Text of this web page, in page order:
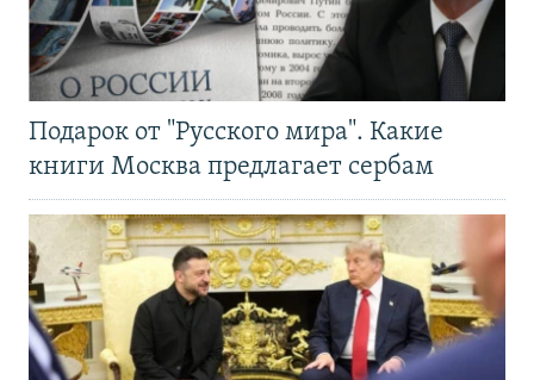
Подарок от "Русского мира". Какие
книги Москва предлагает сербам